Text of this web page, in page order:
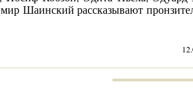
Шаинский рассказывают